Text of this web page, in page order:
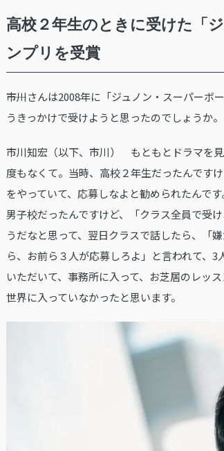
高校２年生のときに受けた「
ンプリを受賞
――市川さんは2008年に「ジュノン・スーパー
うきっかけで受けようと思ったのでしょうか。
市川知宏（以下、市川） もともとドラマを
度もなくて。当時、高校２年生だったんです
をやっていて、応募しなよと勧められたんで
男子校だったんですけど、「クラス全員で受
うだなと思って、翌日クラスで話したら、「
ら、お前ら３人が応募しろよ」と言われて、
いただいて、事務所に入って、お芝居のレッ
世界に入っていなかったと思います。